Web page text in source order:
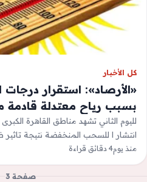
كل الأخبار
«الأرصاد»: استقرار درجات
بسبب رياح معتدلة قادمة
لليوم الثاني تشهد مناطق القاهرة
انتشار ا للسحب المنخفضة نتيجة تاثير
المتوسط - الوطنتشهد…
منذ يوم4 دقائق قراءة
صفحة 3